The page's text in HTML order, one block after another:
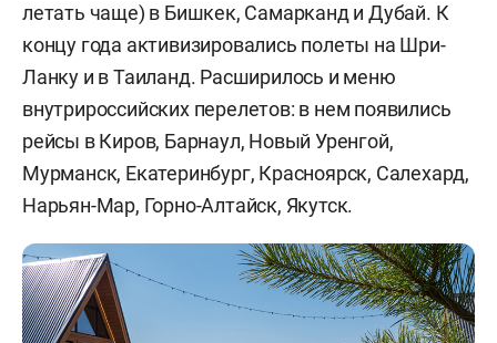
летать чаще) в Бишкек, Самарканд и Дубай. К
концу года активизировались полеты на Шри-
Ланку и в Таиланд. Расширилось и меню
внутрироссийских перелетов: в нем появились
рейсы в Киров, Барнаул, Новый Уренгой,
Мурманск, Екатеринбург, Красноярск, Салехард,
Нарьян-Мар, Горно-Алтайск, Якутск.